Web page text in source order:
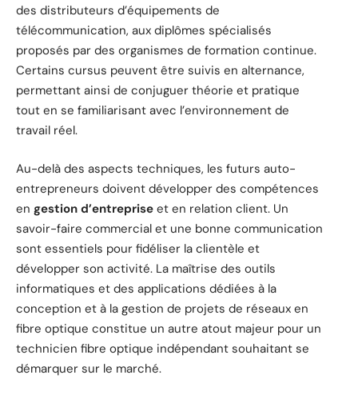
des distributeurs d’équipements de
télécommunication, aux diplômes spécialisés
proposés par des organismes de formation continue.
Certains cursus peuvent être suivis en alternance,
permettant ainsi de conjuguer théorie et pratique
tout en se familiarisant avec l’environnement de
travail réel.
Au-delà des aspects techniques, les futurs auto-
entrepreneurs doivent développer des compétences
en gestion d’entreprise et en relation client. Un
savoir-faire commercial et une bonne communication
sont essentiels pour fidéliser la clientèle et
développer son activité. La maîtrise des outils
informatiques et des applications dédiées à la
conception et à la gestion de projets de réseaux en
fibre optique constitue un autre atout majeur pour un
technicien fibre optique indépendant souhaitant se
démarquer sur le marché.